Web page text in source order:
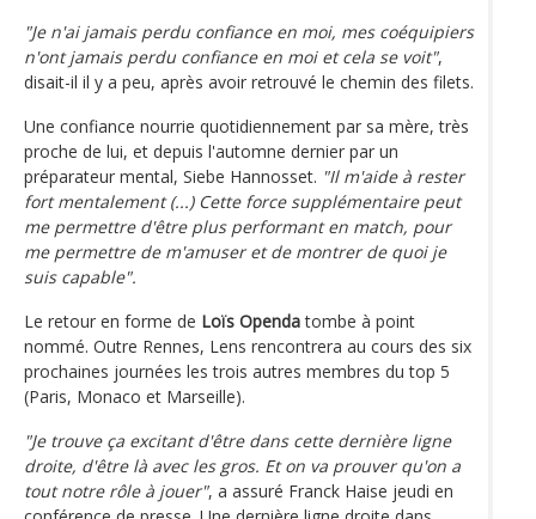
"Je n'ai jamais perdu confiance en moi, mes coéquipiers
n'ont jamais perdu confiance en moi et cela se voit",
disait-il il y a peu, après avoir retrouvé le chemin des filets.
Une confiance nourrie quotidiennement par sa mère, très
proche de lui, et depuis l'automne dernier par un
préparateur mental, Siebe Hannosset. "Il m'aide à rester
fort mentalement (...) Cette force supplémentaire peut
me permettre d'être plus performant en match, pour
me permettre de m'amuser et de montrer de quoi je
suis capable".
Le retour en forme de Loïs Opendatombe à point
nommé. Outre Rennes, Lens rencontrera au cours des six
prochaines journées les trois autres membres du top 5
(Paris, Monaco et Marseille).
"Je trouve ça excitant d'être dans cette dernière ligne
droite, d'être là avec les gros. Et on va prouver qu'on a
tout notre rôle à jouer", a assuré Franck Haise jeudi en